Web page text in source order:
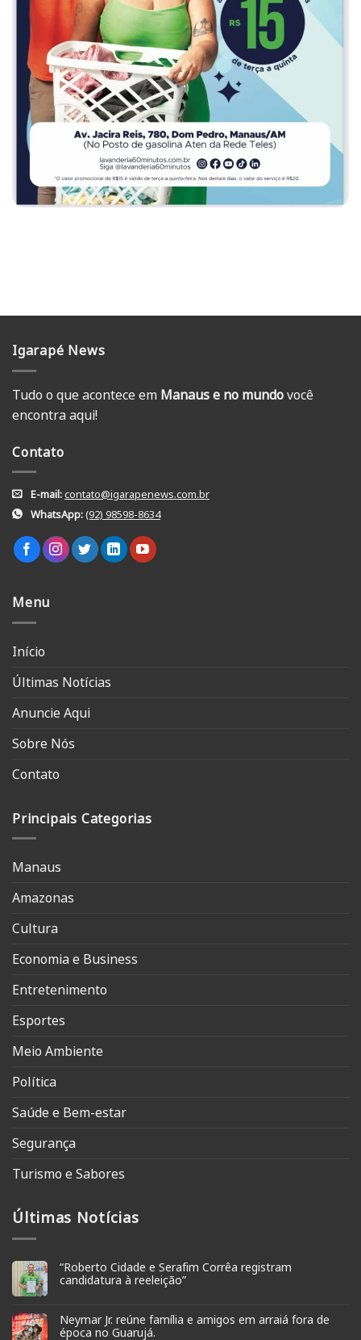
Igarapé News
Tudo o que acontece em Manaus e no mundovocê
encontra aqui!
Contato
E-mail:contato@igarapenews.com.br
WhatsApp:(92) 98598-8634
Menu
Início
Últimas Notícias
Anuncie Aqui
Sobre Nós
Contato
Principais Categorias
Manaus
Amazonas
Cultura
Economia e Business
Entretenimento
Esportes
Meio Ambiente
Política
Saúde e Bem-estar
Segurança
Turismo e Sabores
Últimas Notícias
“Roberto Cidade e Serafim Corrêa registram
candidatura à reeleição”
Neymar Jr. reúne família e amigos em arraiá fora de
época no Guarujá.